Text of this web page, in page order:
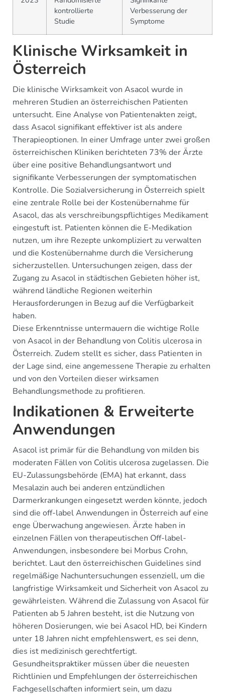
kontrollierte
Studie
Verbesserung der
Symptome
Klinische Wirksamkeit in
Österreich
Die klinische Wirksamkeit von Asacol wurde in
mehreren Studien an österreichischen Patienten
untersucht. Eine Analyse von Patientenakten zeigt,
dass Asacol signifikant effektiver ist als andere
Therapieoptionen. In einer Umfrage unter zwei großen
österreichischen Kliniken berichteten 73% der Ärzte
über eine positive Behandlungsantwort und
signifikante Verbesserungen der symptomatischen
Kontrolle. Die Sozialversicherung in Österreich spielt
eine zentrale Rolle bei der Kostenübernahme für
Asacol, das als verschreibungspflichtiges Medikament
eingestuft ist. Patienten können die E-Medikation
nutzen, um ihre Rezepte unkompliziert zu verwalten
und die Kostenübernahme durch die Versicherung
sicherzustellen. Untersuchungen zeigen, dass der
Zugang zu Asacol in städtischen Gebieten höher ist,
während ländliche Regionen weiterhin
Herausforderungen in Bezug auf die Verfügbarkeit
haben.
Diese Erkenntnisse untermauern die wichtige Rolle
von Asacol in der Behandlung von Colitis ulcerosa in
Österreich. Zudem stellt es sicher, dass Patienten in
der Lage sind, eine angemessene Therapie zu erhalten
und von den Vorteilen dieser wirksamen
Behandlungsmethode zu profitieren.
Indikationen & Erweiterte
Anwendungen
Asacol ist primär für die Behandlung von milden bis
moderaten Fällen von Colitis ulcerosa zugelassen. Die
EU-Zulassungsbehörde (EMA) hat erkannt, dass
Mesalazin auch bei anderen entzündlichen
Darmerkrankungen eingesetzt werden könnte, jedoch
sind die off-label Anwendungen in Österreich auf eine
enge Überwachung angewiesen. Ärzte haben in
einzelnen Fällen von therapeutischen Off-label-
Anwendungen, insbesondere bei Morbus Crohn,
berichtet. Laut den österreichischen Guidelines sind
regelmäßige Nachuntersuchungen essenziell, um die
langfristige Wirksamkeit und Sicherheit von Asacol zu
gewährleisten. Während die Zulassung von Asacol für
Patienten ab 5 Jahren besteht, ist die Nutzung von
höheren Dosierungen, wie bei Asacol HD, bei Kindern
unter 18 Jahren nicht empfehlenswert, es sei denn,
dies ist medizinisch gerechtfertigt.
Gesundheitspraktiker müssen über die neuesten
Richtlinien und Empfehlungen der österreichischen
Fachgesellschaften informiert sein, um dazu